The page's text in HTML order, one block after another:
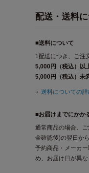
配送・送料
■送料について
1配送につき、ご注
5,000円（税込）以
5,000円（税込）未
送料についての
■お届けまでにかか
通常商品の場合、
金確認後)の翌日か
予約商品・メーカ
め、お届け日が異